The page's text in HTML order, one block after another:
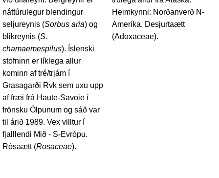
náttúrulegur blendingur
seljureynis (Sorbus aria) og
blikreynis (S.
chamaemespilus). Íslenski
stofninn er líklega allur
kominn af tré/trjám í
Grasagarði Rvk sem uxu upp
af fræi frá Haute-Savoie í
frönsku Ölpunum og sáð var
til árið 1989. Vex villtur í
fjalllendi Mið - S-Evrópu.
Rósaætt (Rosaceae).
Heimkynni: Norðanverð N-
Ameríka. Desjurtaætt
(Adoxaceae).